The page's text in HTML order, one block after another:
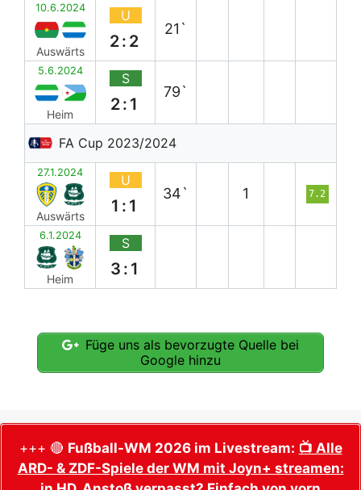
10.6.2024
Auswärts
U
2:2
21`
5.6.2024
Heim
S
2:1
79`
FA Cup 2023/2024
27.1.2024
Auswärts
U
1:1
34` 1 7.2
6.1.2024
Heim
S
3:1
Füge uns als bevorzugte Quelle bei
Google hinzu
+++ 🔴 Fußball-WM 2026 im Livestream: 📺 Alle
ARD- & ZDF-Spiele der WM mit Joyn+ streamen: